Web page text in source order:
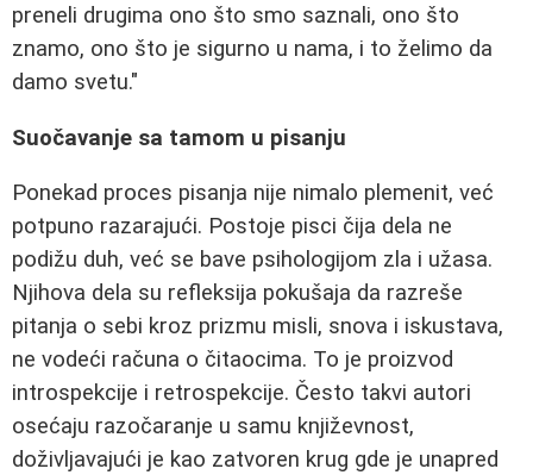
preneli drugima ono što smo saznali, ono što
znamo, ono što je sigurno u nama, i to želimo da
damo svetu."
Suočavanje sa tamom u pisanju
Ponekad proces pisanja nije nimalo plemenit, već
potpuno razarajući. Postoje pisci čija dela ne
podižu duh, već se bave psihologijom zla i užasa.
Njihova dela su refleksija pokušaja da razreše
pitanja o sebi kroz prizmu misli, snova i iskustava,
ne vodeći računa o čitaocima. To je proizvod
introspekcije i retrospekcije. Često takvi autori
osećaju razočaranje u samu književnost,
doživljavajući je kao zatvoren krug gde je unapred